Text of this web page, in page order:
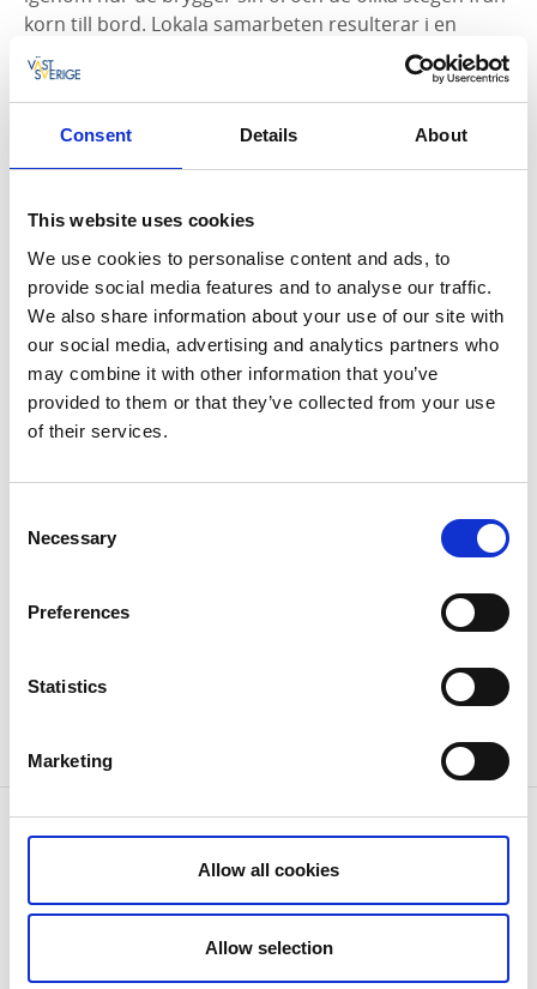
Consent Details About
This website uses cookies
We use cookies to personalise content and ads, to
provide social media features and to analyse our traffic.
We also share information about your use of our site with
our social media, advertising and analytics partners who
may combine it with other information that you’ve
provided to them or that they’ve collected from your use
of their services.
Selection
Necessary
Preferences
Statistics
Marketing
Allow all cookies
Allow selection
korn till bord. Lokala samarbeten resulterar i en
cirkulär ekonomi och de jobbar konstant med nya
hållbara marina projekt, vilka de berättar mer om på
plats. Avslutningsvis kan ni (om man önskar) erbjudas
en smakrik provning av dagsaktuella öl i deras
taproom.
Information om studiebesöket
Studiebesöket lämpar sig för (Målgrupp): Vuxna
över 18 år
Max antal personer: 25 personer (minst 10
personer)
Språk som studiebesöket erbjuds på: Svenska och
engelska
Rekommenderad tid för besöket: Vanligtvis 1-2
besöket avslutas hos Smögenbryggarn.)
För bokning och information om priser, se under
kunskapsturism, se ”
Om Hållbar kunskapsturism”.
Kontaktinformation
Smögen Ale AB (SMÖGENBRYGGAR’N)
456 51 Smögen
info@smogenbryggarn.se
Hemsida:smogenbryggarn.se/